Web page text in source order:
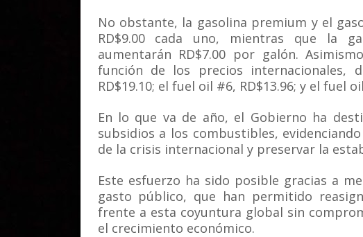
No obstante, la gasolina premium y el
RD$9.00 cada uno, mientras que la
aumentarán RD$7.00 por galón.
función de los precios internacionales,
RD$19.10; el fuel oil #6, RD$13.96; y el fuel
En lo que va de año, el Gobierno ha
subsidios a los combustibles,
de la crisis internacional y preservar la
Este esfuerzo ha sido posible gracias a
gasto público, que han permitido
frente a esta coyuntura global sin
el crecimiento económico.